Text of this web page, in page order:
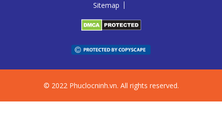
Sitemap
© 2022 Phuclocninh.vn. All rights reserved.